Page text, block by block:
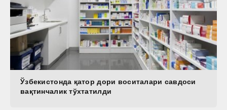
Ўзбекистонда қатор дори воситалари савдоси
вақтинчалик тўхтатилди